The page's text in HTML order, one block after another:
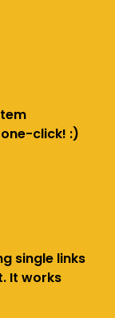
click! :)
single links
It works